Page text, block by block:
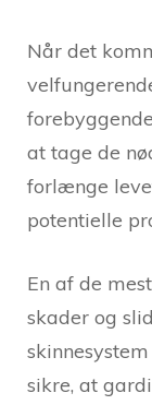
Når det
at tage de
forlænge
potentielle
En af de
skader og
sikre, at